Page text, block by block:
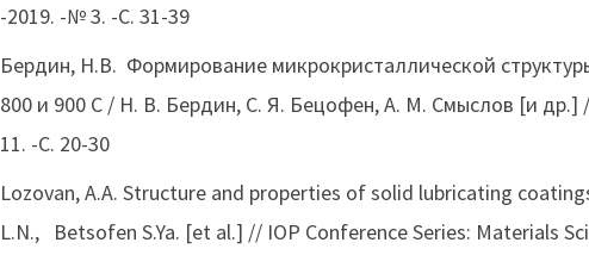
-2019. -№ 3. -C. 31-39
Бердин, Н.В. Формирование микрокристаллической
800 и 900 C / Н. В. Бердин, С. Я. Бецофен, А. М. Смыслов [и
11. -С. 20-30
Lozovan, A.A. Structure and properties of solid lubricating
L.N., Betsofen S.Ya. [et al.] // IOP Conference Series: Materials